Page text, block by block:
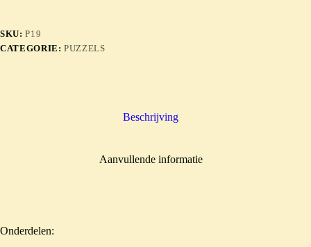
SKU:P19
CATEGORIE:PUZZELS
Beschrijving
Aanvullende informatie
Onderdelen: